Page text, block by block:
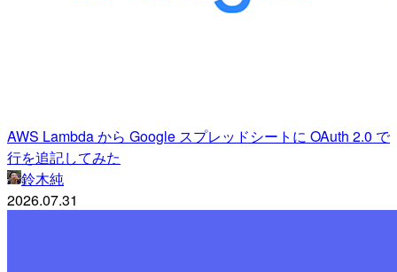
AWS Lambda から Google スプレッドシートに OAuth 2.0 で
行を追記してみた
鈴木純
2026.07.31